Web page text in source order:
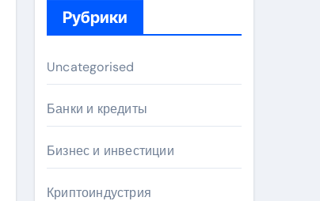
Рубрики
Uncategorised
Банки и кредиты
Бизнес и инвестиции
Криптоиндустрия